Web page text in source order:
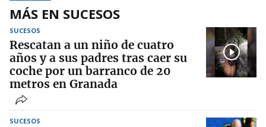
MÁS EN SUCESOS
SUCESOS
Rescatan a un niño de cuatro
años y a sus padres tras caer su
coche por un barranco de 20
metros en Granada
SUCESOS